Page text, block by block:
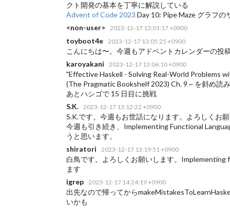
クト開発の基本を丁寧に解説している
Advent of Code 2023 Day 10: Pipe Maze グラフ
<non-user>
2023-12-17 13:01:17 +0900
toyboot4e 2023-12-17 13:05:25 +0900
こんにちは〜。今週もアドベントカレンダーの投
karoyakani
2023-12-17 13:06:10 +0900
"Effective Haskell - Solving Real-World Problems
(The Pragmatic Bookshelf 2023) Ch. 9 ~ を斜め読
あとハシゴで 15 日目に挑戦
S.K.
2023-12-17 13:12:22 +0900
S.K.です。今週もお世話になります。よろしくお
今週も引き続き、Implementing Functional
うと思います。
shiratori
2023-12-17 13:19:51 +0900
白鳥です。よろしくお願いします。
ます
igrep
2023-12-17 14:24:19 +0900
出先なので帰ってから
いかも